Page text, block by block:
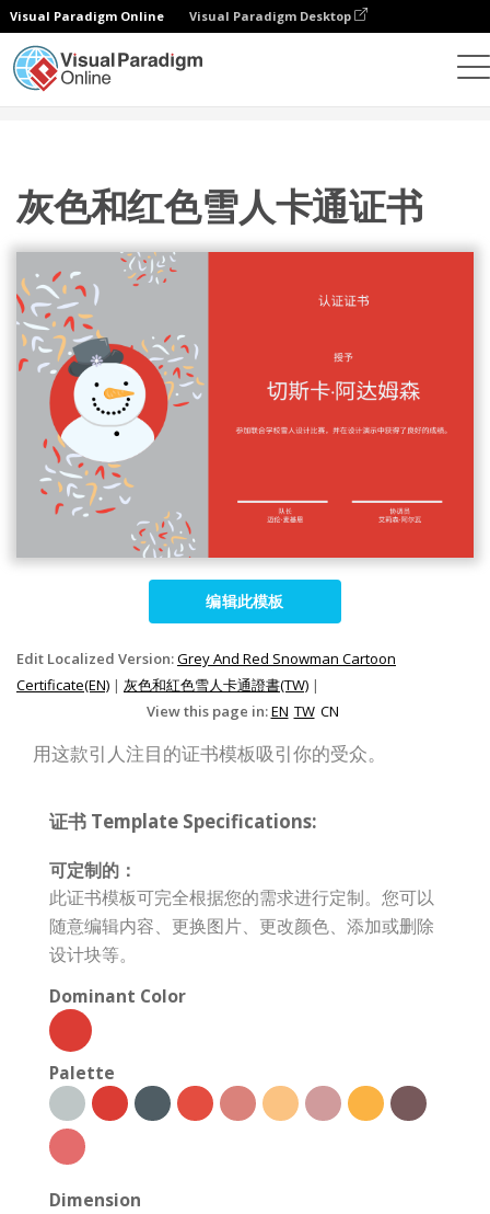
Visual Paradigm Online Visual Paradigm Desktop
灰色和红色雪人卡通证书
编辑此模板
Edit Localized Version:Grey And Red Snowman Cartoon
Certificate(EN) | 灰色和紅色雪人卡通證書(TW) |
View this page in:EN TW CN
用这款引人注目的证书模板吸引你的受众。
证书 Template Specifications:
可定制的：
此证书模板可完全根据您的需求进行定制。您可以
随意编辑内容、更换图片、更改颜色、添加或删除
设计块等。
Dominant Color
Palette
Dimension